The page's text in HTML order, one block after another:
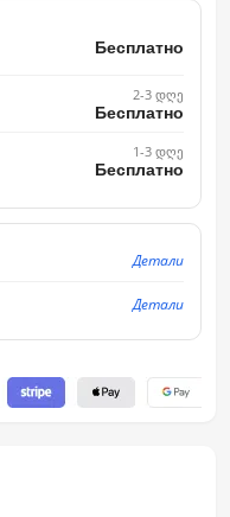
Бесплатно
2-3 დღე
Бесплатно
1-3 დღე
Бесплатно
Детали
Детали